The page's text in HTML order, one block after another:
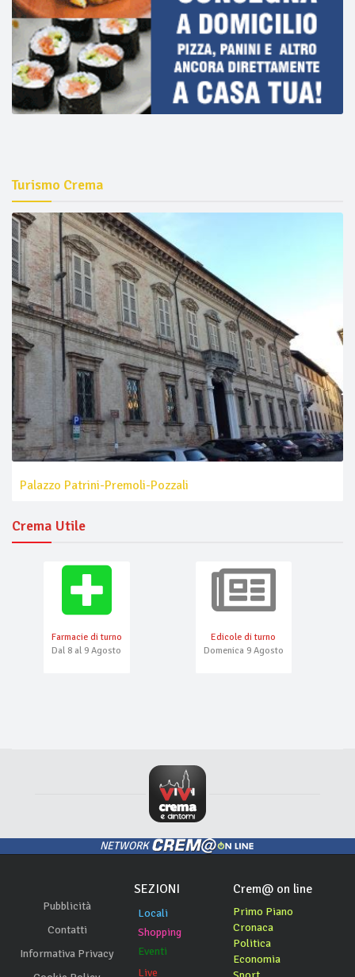
Turismo Crema
Palazzo Patrini-Premoli-Pozzali
Crema Utile
Farmacie di turno
Dal 8 al 9 Agosto
Edicole di turno
Domenica 9 Agosto
NETWORK
Pubblicità
Contatti
Informativa Privacy
SEZIONI
Locali
Shopping
Eventi
Live
Crem@ on line
Primo Piano
Cronaca
Politica
Economia